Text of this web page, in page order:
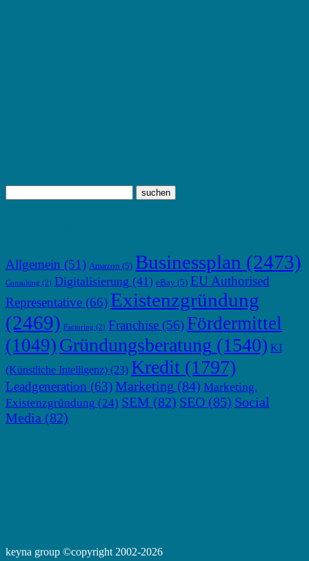
Allgemein (51) Amazon (5) Businessplan (2473)
Consulting (2) Digitalisierung (41) eBay (5) EU Authorised
Representative (66) Existenzgründung
(2469) Factoring (2) Franchise (56) Fördermittel
(1049) Gründungsberatung (1540) KI
(Künstliche Intelligenz) (23) Kredit (1797)
Leadgeneration (63)Marketing (84) Marketing.
Existenzgründung (24) SEM (82) SEO (85) Social
Media (82)
keyna group ©copyright 2002-2026